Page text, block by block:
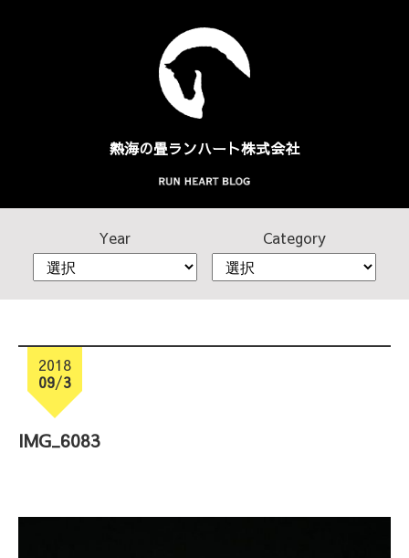
熱海の畳ランハート株式会社
Year Category
2018
09/3
IMG_6083